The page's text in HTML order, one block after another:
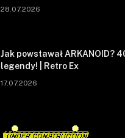
28.07.2026
Jak powstawał ARKANOID?
legendy! | Retro Ex
17.07.2026